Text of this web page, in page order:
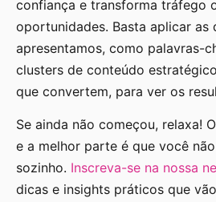
confiança e transforma tráfego
oportunidades. Basta aplicar as
apresentamos, como palavras-
clusters de conteúdo
que convertem, para ver os
Se ainda não começou, relaxa!
e a melhor parte é que você
sozinho. Inscreva-se na nossa
dicas e insights práticos que